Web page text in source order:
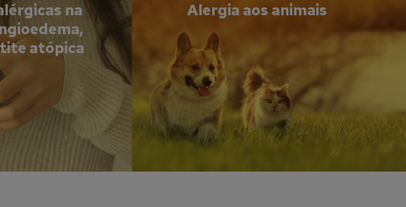
na
atópica
Alergia aos animais